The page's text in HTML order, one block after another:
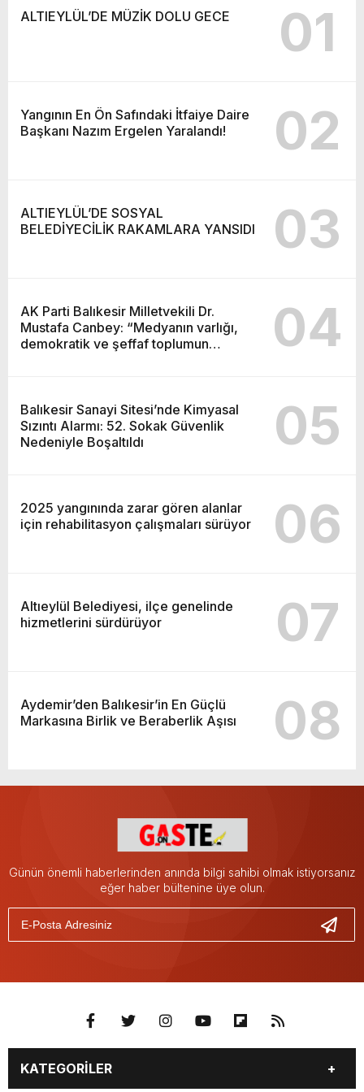
ALTIEYLÜL’DE MÜZİK DOLU GECE 01
Yangının En Ön Safındaki İtfaiye Daire
Başkanı Nazım Ergelen Yaralandı!
02
ALTIEYLÜL’DE SOSYAL
BELEDİYECİLİK RAKAMLARA YANSIDI
03
AK Parti Balıkesir Milletvekili Dr.
Mustafa Canbey: “Medyanın varlığı,
demokratik ve şeffaf toplumun
04
Balıkesir Sanayi Sitesi’nde Kimyasal
Sızıntı Alarmı: 52. Sokak Güvenlik
Nedeniyle Boşaltıldı
05
2025 yangınında zarar gören alanlar
için rehabilitasyon çalışmaları sürüyor
06
Altıeylül Belediyesi, ilçe genelinde
hizmetlerini sürdürüyor
07
Aydemir’den Balıkesir’in En Güçlü
Markasına Birlik ve Beraberlik Aşısı
08
Günün önemli haberlerinden anında bilgi sahibi olmak istiyorsanız
eğer haber bültenine üye olun.
KATEGORİLER